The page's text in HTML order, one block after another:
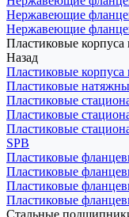
Нержавеющие
Нержавеющие
Пластиковые корпуса
Назад
Пластиковые корпуса
Пластиковые
Пластиковые
Пластиковые
Пластиковые
SPB
Пластиковые
Пластиковые
Пластиковые
Пластиковые
Стальные